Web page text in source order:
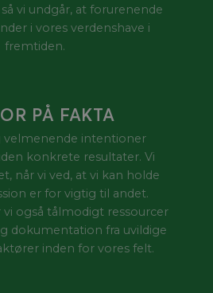
vi undgår, at forurenende
i vores verdenshave i
fremtiden.
PÅ FAKTA
velmenende intentioner
konkrete resultater. Vi
når vi ved, at vi kan holde
er for vigtig til andet.
også tålmodigt ressourcer
dokumentation fra uvildige
inden for vores felt.